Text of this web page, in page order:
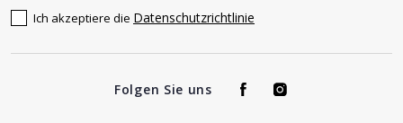
Ich akzeptiere die Datenschutzrichtlinie
Folgen Sie uns